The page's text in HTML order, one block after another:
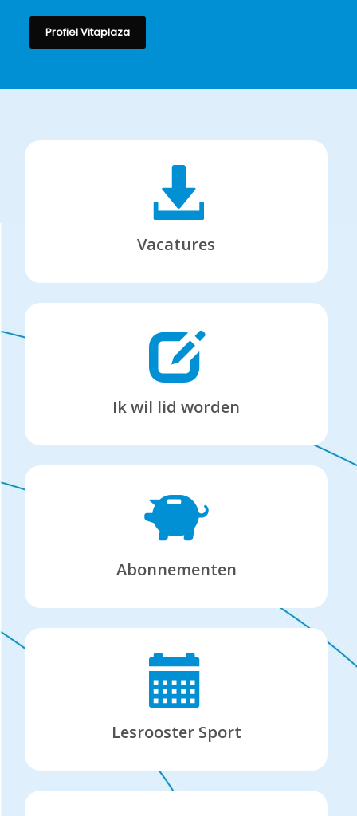
Profiel Vitaplaza
Vacatures
Ik wil lid worden
Abonnementen
Lesrooster Sport